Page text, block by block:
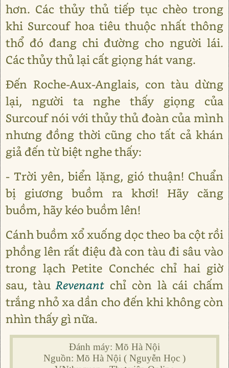
hơn. Các thủy thủ tiếp tục chèo trong
khi Surcouf hoa tiêu thuộc nhất thông
thổ đó đang chi đường cho người lái.
Các thủy thủ lại cất giọng hát vang.
Đến Roche-Aux-Anglais, con tàu dừng
lại, người ta nghe thấy giọng của
Surcouf nói với thủy thủ đoàn của mình
nhưng đồng thời cũng cho tất cả khán
giả đến từ biệt nghe thấy:
- Trời yên, biển lặng, gió thuận! Chuẩn
bị giương buồm ra khơi! Hãy căng
buồm, hãy kéo buồm lên!
Cánh buồm xổ xuống dọc theo ba cột rồi
phồng lên rất điệu đà con tàu đi sâu vào
trong lạch Petite Conchéc chỉ hai giờ
sau, tàuRevenant chỉ còn là cái chấm
trắng nhỏ xa dần cho đến khi không còn
nhìn thấy gì nữa.
Đánh máy: Mõ Hà Nội
Nguồn: Mõ Hà Nội ( Nguyễn Học )